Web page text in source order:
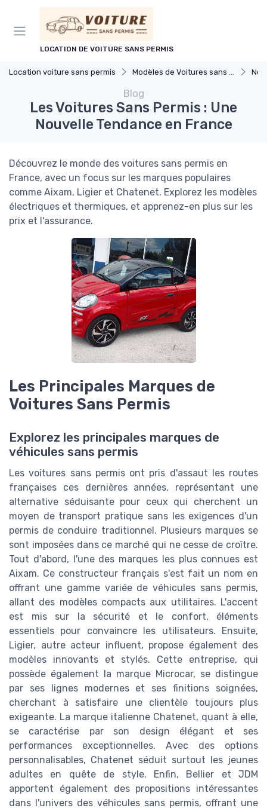
LOCATION DE VOITURE SANS PERMIS
Location voiture sans permis Modèles de Voitures sans Permis
Blog
Les Voitures Sans Permis : Une
Nouvelle Tendance en France
Découvrez le monde des voitures sans permis en
France, avec un focus sur les marques populaires
comme Aixam, Ligier et Chatenet. Explorez les modèles
électriques et thermiques, et apprenez-en plus sur les
prix et l'assurance.
Les Principales Marques de
Voitures Sans Permis
Explorez les principales marques de
véhicules sans permis
Les voitures sans permis ont pris d'assaut les routes
françaises ces dernières années, représentant une
alternative séduisante pour ceux qui cherchent un
moyen de transport pratique sans les exigences d'un
permis de conduire traditionnel. Plusieurs marques se
sont imposées dans ce marché qui ne cesse de croître.
Tout d'abord, l'une des marques les plus connues est
Aixam. Ce constructeur français s'est fait un nom en
offrant une gamme variée de véhicules sans permis,
allant des modèles compacts aux utilitaires. L'accent
est mis sur la sécurité et le confort, éléments
essentiels pour convaincre les utilisateurs. Ensuite,
Ligier, autre acteur influent, propose également des
modèles innovants et stylés. Cette entreprise, qui
possède également la marque Microcar, se distingue
par ses lignes modernes et ses finitions soignées,
cherchant à satisfaire une clientèle toujours plus
exigeante. La marque italienne Chatenet, quant à elle,
se caractérise par son design élégant et ses
performances exceptionnelles. Avec des options
personnalisables, Chatenet séduit surtout les jeunes
adultes en quête de style. Enfin, Bellier et JDM
apportent également des propositions intéressantes
dans l'univers des véhicules sans permis, offrant une